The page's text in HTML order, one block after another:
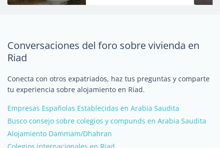
Conversaciones del foro sobre vivienda en
Riad
Conecta con otros expatriados, haz tus preguntas y comparte
tu experiencia sobre alojamiento en Riad.
Empresas Españolas Establecidas en Arabia Saudita
Busco consejo sobre colegios y compunds en Arabia Saudita
Alojamiento Dammam/Dhahran